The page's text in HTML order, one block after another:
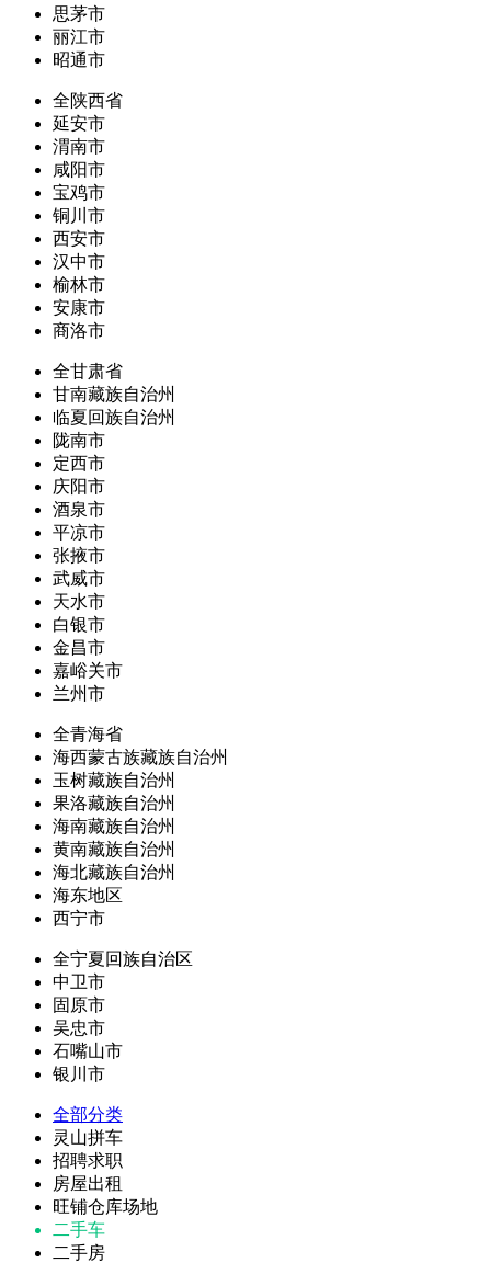
思茅市
丽江市
昭通市
全陕西省
延安市
渭南市
咸阳市
宝鸡市
铜川市
西安市
汉中市
榆林市
安康市
商洛市
全甘肃省
甘南藏族自治州
临夏回族自治州
陇南市
定西市
庆阳市
酒泉市
平凉市
张掖市
武威市
天水市
白银市
金昌市
嘉峪关市
兰州市
全青海省
海西蒙古族藏族自治州
玉树藏族自治州
果洛藏族自治州
海南藏族自治州
黄南藏族自治州
海北藏族自治州
海东地区
西宁市
全宁夏回族自治区
中卫市
固原市
吴忠市
石嘴山市
银川市
全部分类
灵山拼车
招聘求职
房屋出租
旺铺仓库场地
二手车
二手房